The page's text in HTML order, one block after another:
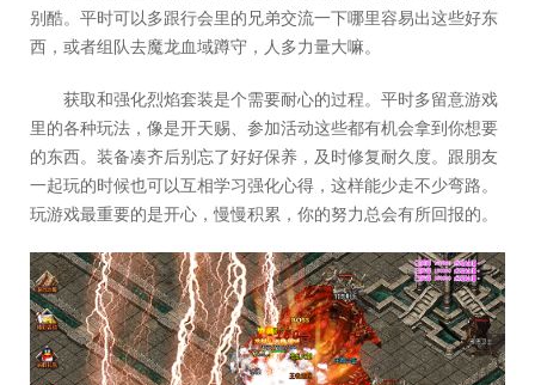
别酷。平时可以多跟行会里的兄弟交流一下哪里容易出这些好东
西，或者组队去魔龙血域蹲守，人多力量大嘛。
获取和强化烈焰套装是个需要耐心的过程。平时多留意游戏
里的各种玩法，像是开天赐、参加活动这些都有机会拿到你想要
的东西。装备凑齐后别忘了好好保养，及时修复耐久度。跟朋友
一起玩的时候也可以互相学习强化心得，这样能少走不少弯路。
玩游戏最重要的是开心，慢慢积累，你的努力总会有所回报的。